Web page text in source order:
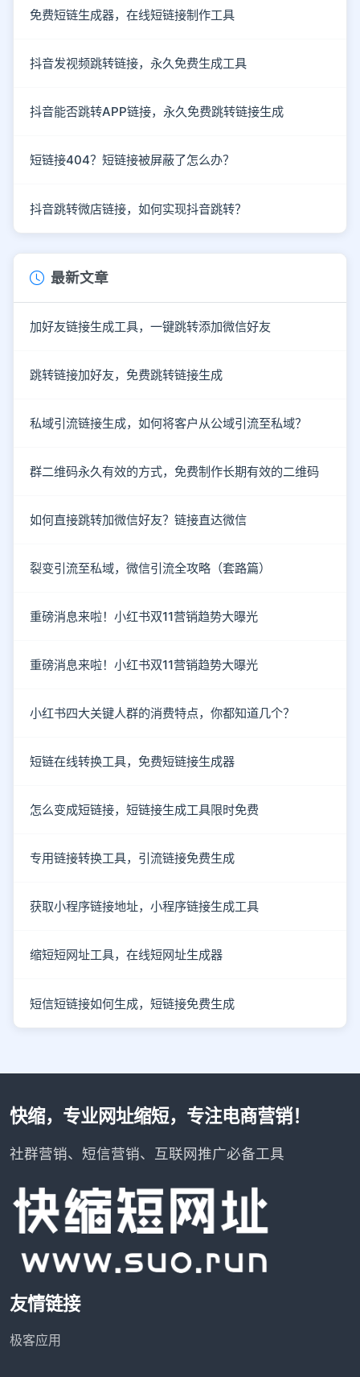
免费短链生成器，在线短链接制作工具
抖音发视频跳转链接，永久免费生成工具
抖音能否跳转APP链接，永久免费跳转链接生成
短链接404？短链接被屏蔽了怎么办？
抖音跳转微店链接，如何实现抖音跳转？
最新文章
加好友链接生成工具，一键跳转添加微信好友
跳转链接加好友，免费跳转链接生成
私域引流链接生成，如何将客户从公域引流至私域？
群二维码永久有效的方式，免费制作长期有效的二维码
如何直接跳转加微信好友？链接直达微信
裂变引流至私域，微信引流全攻略（套路篇）
重磅消息来啦！小红书双11营销趋势大曝光
重磅消息来啦！小红书双11营销趋势大曝光
小红书四大关键人群的消费特点，你都知道几个？
短链在线转换工具，免费短链接生成器
怎么变成短链接，短链接生成工具限时免费
专用链接转换工具，引流链接免费生成
获取小程序链接地址，小程序链接生成工具
缩短短网址工具，在线短网址生成器
短信短链接如何生成，短链接免费生成
快缩，专业网址缩短，专注电商营销！
社群营销、短信营销、互联网推广必备工具
友情链接
极客应用